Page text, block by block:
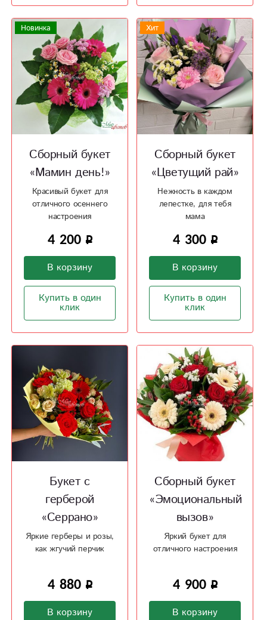
Новинка
Сборный букет
«Мамин день!»
Красивый букет для
отличного осеннего
настроения
4 200
В корзину
Купить в один
клик
Хит
Сборный букет
«Цветущий рай»
Нежность в каждом
лепестке, для тебя
мама
4 300
В корзину
Купить в один
клик
Букет с
герберой
«Серрано»
Яркие герберы и розы,
как жгучий перчик
4 880
В корзину
Сборный букет
«Эмоциональный
вызов»
Яркий букет для
отличного настроения
4 900
В корзину